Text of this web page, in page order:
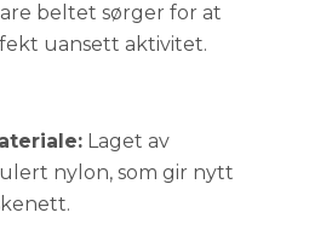
beltet sørger for at
uansett aktivitet.
Laget av
nylon, som gir nytt